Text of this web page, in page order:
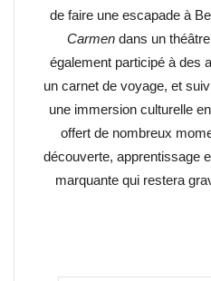
de faire une escapade à
Carmendans un
également participé à des
un carnet de voyage, et
une immersion culturelle
offert de nombreux
découverte, apprentissage
marquante qui restera